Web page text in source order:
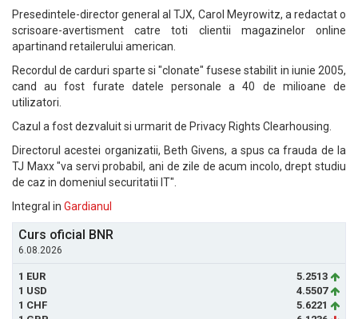
Presedintele-director general al TJX, Carol Meyrowitz, a redactat o
scrisoare-avertisment catre toti clientii magazinelor online
apartinand retailerului american.
Recordul de carduri sparte si "clonate" fusese stabilit in iunie 2005,
cand au fost furate datele personale a 40 de milioane de
utilizatori.
Cazul a fost dezvaluit si urmarit de Privacy Rights Clearhousing.
Directorul acestei organizatii, Beth Givens, a spus ca frauda de la
TJ Maxx "va servi probabil, ani de zile de acum incolo, drept studiu
de caz in domeniul securitatii IT".
Integral in Gardianul
Curs oficial BNR
6.08.2026
1 EUR
5.2513
1 USD
4.5507
1 CHF
5.6221